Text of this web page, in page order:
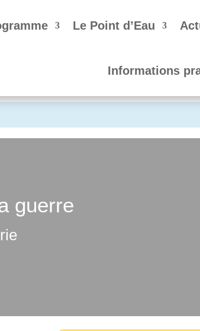
Le Point d’Eau
Informations
guerre